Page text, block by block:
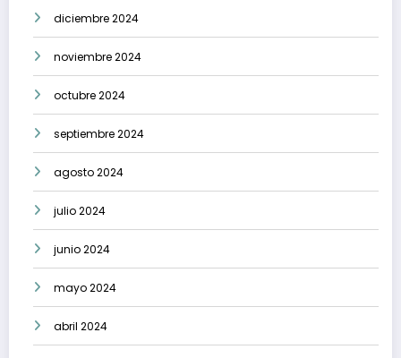
diciembre 2024
noviembre 2024
octubre 2024
septiembre 2024
agosto 2024
julio 2024
junio 2024
mayo 2024
abril 2024